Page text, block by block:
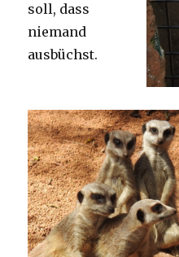
soll, dass
niemand
ausbüchst.